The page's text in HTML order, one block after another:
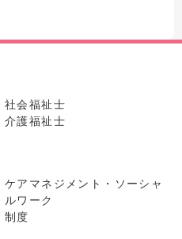
社会福祉士
介護福祉士
ケアマネジメント・ソーシャ
ルワーク
制度